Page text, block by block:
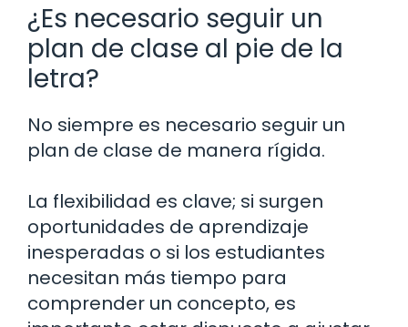
¿Es necesario seguir un
plan de clase al pie de la
letra?
No siempre es necesario seguir un
plan de clase de manera rígida.
La flexibilidad es clave; si surgen
oportunidades de aprendizaje
inesperadas o si los estudiantes
necesitan más tiempo para
comprender un concepto, es